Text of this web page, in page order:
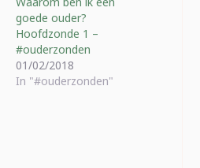
goede ouder?
Hoofdzonde 1 –
#ouderzonden
01/02/2018
In "#ouderzonden"